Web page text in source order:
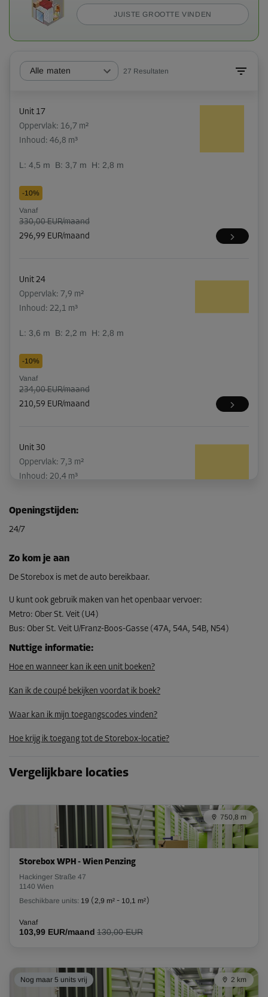
JUISTE GROOTTE VINDEN
Alle maten 27 Resultaten
Unit 17
Oppervlak: 16,7 m²
Inhoud: 46,8 m³
L: 4,5 m B: 3,7 m H: 2,8 m
-10%
Vanaf
330,00 EUR/maand
296,99 EUR/maand
Unit 24
Oppervlak: 7,9 m²
Inhoud: 22,1 m³
L: 3,6 m B: 2,2 m H: 2,8 m
-10%
Vanaf
234,00 EUR/maand
210,59 EUR/maand
Unit 30
Oppervlak: 7,3 m²
Inhoud: 20,4 m³
-10%
221,00 EUR/maand
198,89 EUR/maand
Unit 32
Oppervlak: 3,7 m²
Inhoud: 10,4 m³
L:3,1m B:1,2m H:2,8m
-10%
Vanaf
125,99 EUR/maand
Inhoud: 12 m³
1,9 2,8m
-10%
Vanaf
Oppervlak: 9,1 m²
Inhoud: 25,5 m³
Openingstijden:
24/7
Zo kom je aan
De Storebox is met de auto bereikbaar.
U kunt ook gebruik maken van het openbaar vervoer:
Metro: Ober St. Veit (U4)
Bus: Ober St. Veit U/Franz-Boos-Gasse (47A, 54A, 54B, N54)
Nuttige informatie:
Hoe en wanneer kan ik een unit boeken?
Kan ik de coupé bekijken voordat ik boek?
Waar kan ik mijn toegangscodes vinden?
Hoe krijg ik toegang tot de Storebox-locatie?
Vergelijkbare locaties
750,8 m
Storebox WPH - Wien Penzing
Hackinger Straße 47
1140 Wien
Beschikbare units: 19 (2,9 m² - 10,1 m²)
Vanaf
103,99 EUR/maand 130,00 EUR
Nog maar 5 units vrij 2 km